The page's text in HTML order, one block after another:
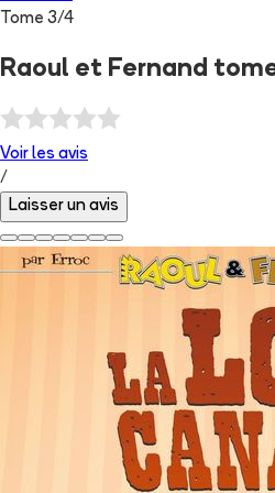
Tome 3/4
Raoul et Fernand
Voir les avis
/
Laisser un avis